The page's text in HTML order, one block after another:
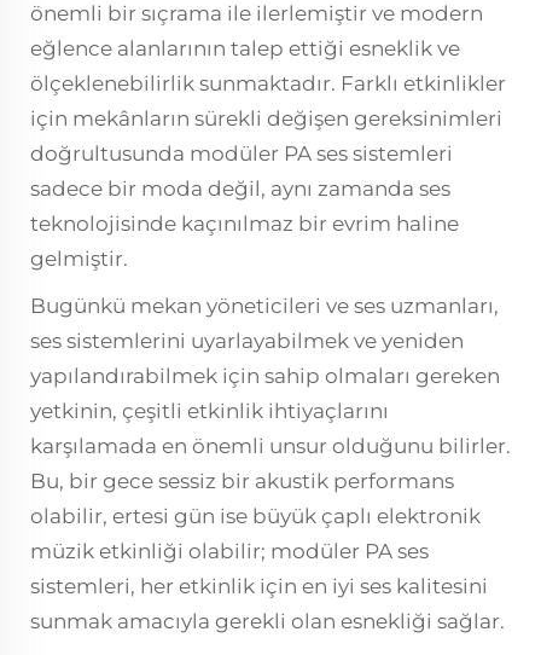
önemli bir sıçrama ile ilerlemiştir ve modern
eğlence alanlarının talep ettiği esneklik ve
ölçeklenebilirlik sunmaktadır. Farklı etkinlikler
için mekânların sürekli değişen gereksinimleri
doğrultusunda modüler PA ses sistemleri
sadece bir moda değil, aynı zamanda ses
teknolojisinde kaçınılmaz bir evrim haline
gelmiştir.
Bugünkü mekan yöneticileri ve ses uzmanları,
ses sistemlerini uyarlayabilmek ve yeniden
yapılandırabilmek için sahip olmaları gereken
yetkinin, çeşitli etkinlik ihtiyaçlarını
karşılamada en önemli unsur olduğunu bilirler.
Bu, bir gece sessiz bir akustik performans
olabilir, ertesi gün ise büyük çaplı elektronik
müzik etkinliği olabilir; modüler PA ses
sistemleri, her etkinlik için en iyi ses kalitesini
sunmak amacıyla gerekli olan esnekliği sağlar.